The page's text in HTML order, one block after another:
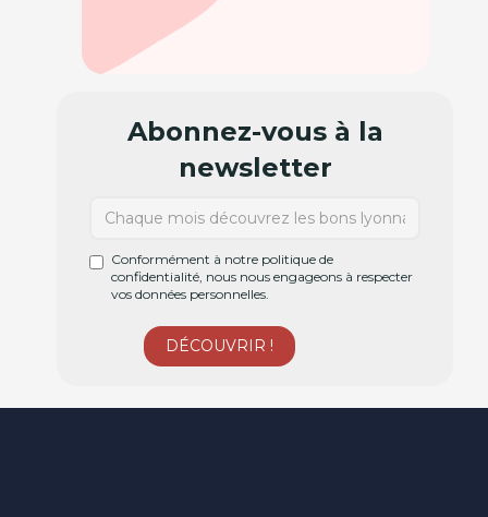
Abonnez-vous à la
newsletter
Conformément à notre politique de
confidentialité, nous nous engageons à respecter
vos données personnelles.